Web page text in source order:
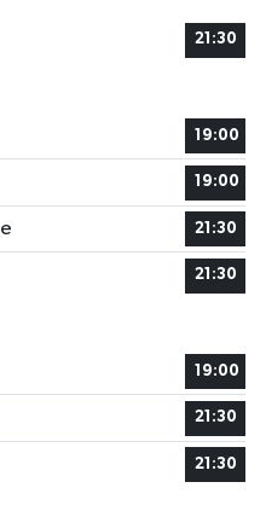
21:30
19:00
19:00
21:30
21:30
19:00
21:30
21:30